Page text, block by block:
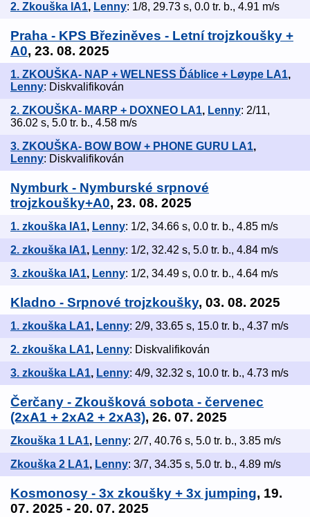
2. Zkouška IA1, Lenny: 1/8, 29.73 s, 0.0 tr. b., 4.91 m/s
Praha - KPS Březiněves - Letní trojzkoušky +
A0, 23. 08. 2025
1. ZKOUŠKA- NAP + WELNESS Ďáblice + Løype LA1,
Lenny: Diskvalifikován
2. ZKOUŠKA- MARP + DOXNEO LA1, Lenny: 2/11,
36.02 s, 5.0 tr. b., 4.58 m/s
3. ZKOUŠKA- BOW BOW + PHONE GURU LA1,
Lenny: Diskvalifikován
Nymburk - Nymburské srpnové
trojzkoušky+A0, 23. 08. 2025
1. zkouška IA1, Lenny: 1/2, 34.66 s, 0.0 tr. b., 4.85 m/s
2. zkouška IA1, Lenny: 1/2, 32.42 s, 5.0 tr. b., 4.84 m/s
3. zkouška IA1, Lenny: 1/2, 34.49 s, 0.0 tr. b., 4.64 m/s
Kladno - Srpnové trojzkoušky, 03. 08. 2025
1. zkouška LA1, Lenny: 2/9, 33.65 s, 15.0 tr. b., 4.37 m/s
2. zkouška LA1, Lenny: Diskvalifikován
3. zkouška LA1, Lenny: 4/9, 32.32 s, 10.0 tr. b., 4.73 m/s
Čerčany - Zkoušková sobota - červenec
(2xA1 + 2xA2 + 2xA3), 26. 07. 2025
Zkouška 1 LA1, Lenny: 2/7, 40.76 s, 5.0 tr. b., 3.85 m/s
Zkouška 2 LA1, Lenny: 3/7, 34.35 s, 5.0 tr. b., 4.89 m/s
Kosmonosy - 3x zkoušky + 3x jumping, 19.
07. 2025 - 20. 07. 2025